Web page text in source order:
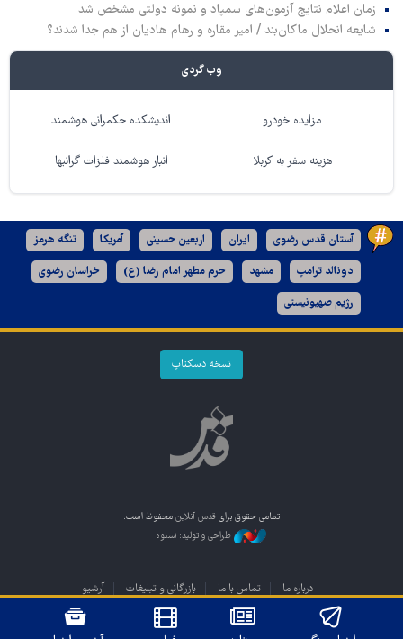
زمان اعلام نتایج آزمون‌های سمپاد و نمونه دولتی مشخص شد
شایعه انحلال ماکان‌بند / امیر مقاره و رهام هادیان از هم جدا شدند؟
وب گردی
مزایده خودرو اندیشکده حکمرانی هوشمند
هزینه سفر به کربلا انبار هوشمند فلزات گرانبها
آستان قدس رضوی ایران اربعین حسینی آمریکا تنگه هرمز
دونالد ترامپ مشهد حرم مطهر امام رضا (ع) خراسان رضوی
رژیم صهیونیستی
نسخه دسکتاپ
تمامی حقوق برای قدس آنلاین محفوظ است.
طراحی و تولید: نستوه
درباره ما تماس با ما بازرگانی و تبلیغات آرشیو